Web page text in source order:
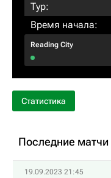
Тур:
Время начала:
Reading City
Статистика
Последние
19.09.2023 21:45